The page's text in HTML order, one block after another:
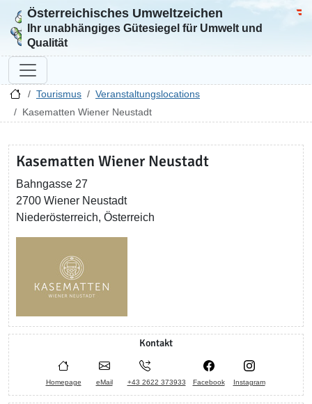
Zur Startseite
Österreichisches Umweltzeichen
Ihr unabhängiges Gütesiegel für Umwelt und
Qualität
Tourismus
Veranstaltungslocations
Kasematten Wiener Neustadt
Kasematten Wiener Neustadt
Bahngasse 27
2700 Wiener Neustadt
Niederösterreich, Österreich
Kontakt
Homepage eMail +43 2622 373933 Facebook Instagram